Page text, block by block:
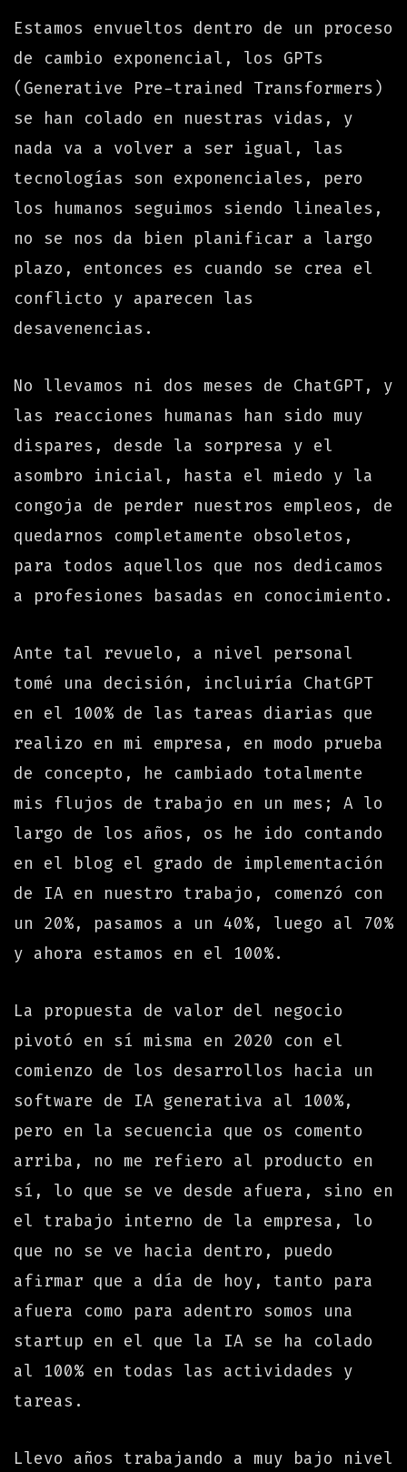
Estamos envueltos dentro de un proceso
de cambio exponencial, los GPTs
(Generative Pre-trained Transformers)
se han colado en nuestras vidas, y
nada va a volver a ser igual, las
tecnologías son exponenciales, pero
los humanos seguimos siendo lineales,
no se nos da bien planificar a largo
plazo, entonces es cuando se crea el
conflicto y aparecen las
desavenencias.
No llevamos ni dos meses de ChatGPT, y
las reacciones humanas han sido muy
dispares, desde la sorpresa y el
asombro inicial, hasta el miedo y la
congoja de perder nuestros empleos, de
quedarnos completamente obsoletos,
para todos aquellos que nos dedicamos
a profesiones basadas en conocimiento.
Ante tal revuelo, a nivel personal
tomé una decisión, incluiría ChatGPT
en el 100% de las tareas diarias que
realizo en mi empresa, en modo prueba
de concepto, he cambiado totalmente
mis flujos de trabajo en un mes; A lo
largo de los años, os he ido contando
en el blog el grado de implementación
de IA en nuestro trabajo, comenzó con
un 20%, pasamos a un 40%, luego al 70%
y ahora estamos en el 100%.
La propuesta de valor del negocio
pivotó en sí misma en 2020 con el
comienzo de los desarrollos hacia un
software de IA generativa al 100%,
pero en la secuencia que os comento
arriba, no me refiero al producto en
sí, lo que se ve desde afuera, sino en
el trabajo interno de la empresa, lo
que no se ve hacia dentro, puedo
afirmar que a día de hoy, tanto para
afuera como para adentro somos una
startup en el que la IA se ha colado
al 100% en todas las actividades y
tareas.
Llevo años trabajando a muy bajo nivel